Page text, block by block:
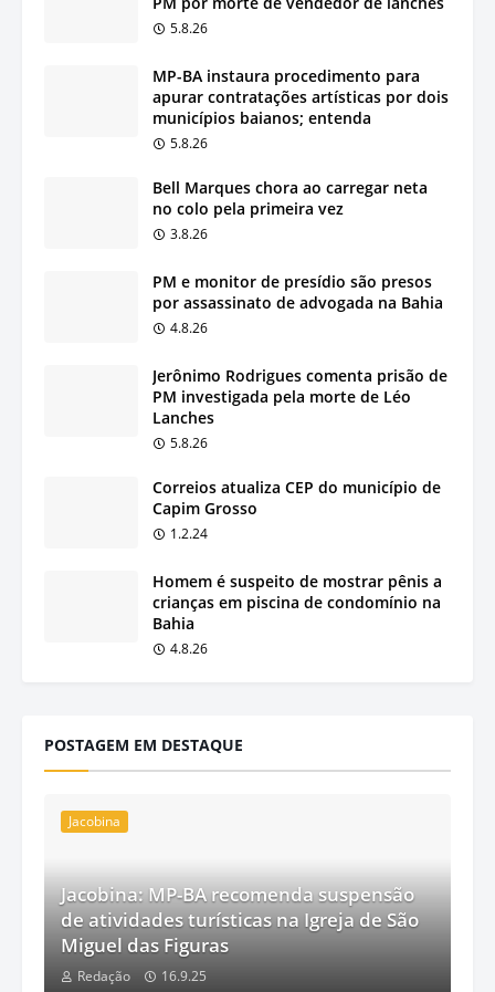
5.8.26
MP-BA instaura procedimento para
apurar contratações artísticas por dois
municípios baianos; entenda
5.8.26
Bell Marques chora ao carregar neta
no colo pela primeira vez
3.8.26
PM e monitor de presídio são presos
por assassinato de advogada na Bahia
4.8.26
Jerônimo Rodrigues comenta prisão de
PM investigada pela morte de Léo
Lanches
5.8.26
Correios atualiza CEP do município de
Capim Grosso
1.2.24
Homem é suspeito de mostrar pênis a
crianças em piscina de condomínio na
Bahia
4.8.26
POSTAGEM EM DESTAQUE
Jacobina
Jacobina: MP-BA recomenda suspensão
de atividades turísticas na Igreja de São
Miguel das Figuras
Redação 16.9.25